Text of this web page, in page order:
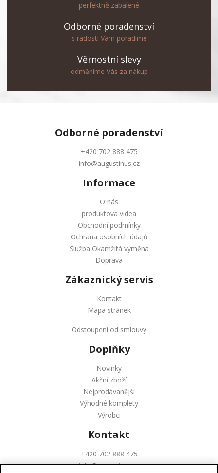
perfektně zabalené
Odborné poradenství
s radostí Vám poradíme
Věrnostní slevy
odměníme Vás za nákup
Odborné poradenství
+420 702 888 475
info@augustinus.cz
Informace
O nás
produktova videa
Obchodní podmínky
Ochrana osobních údajů
Služba Okamžitá výměna
Doprava
Zákaznický servis
Kontakt
Mapa stránek
Odstoupení od smlouvy
Doplňky
Novinky
Akční zboží
Nejprodávanější
Výhodné komplety
Výrobci
Kontakt
+420 702 888 475
info@augustinus.cz